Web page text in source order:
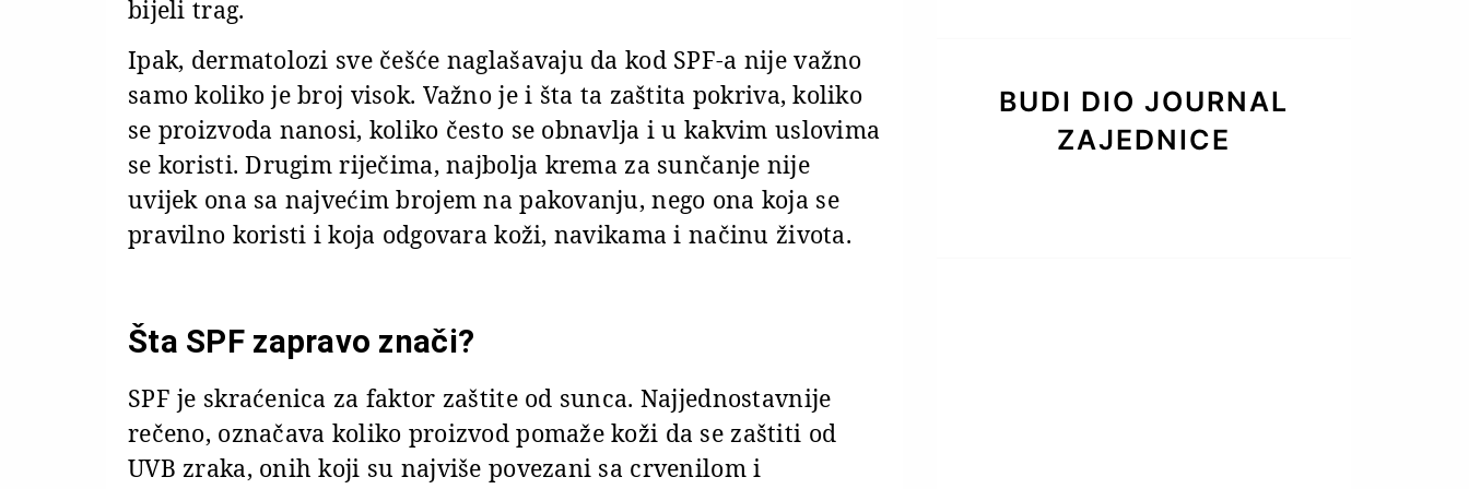
bijeli trag.
Ipak, dermatolozi sve češće naglašavaju da kod SPF-a nije važno
samo koliko je broj visok. Važno je i šta ta zaštita pokriva, koliko
se proizvoda nanosi, koliko često se obnavlja i u kakvim uslovima
se koristi. Drugim riječima, najbolja krema za sunčanje nije
uvijek ona sa najvećim brojem na pakovanju, nego ona koja se
pravilno koristi i koja odgovara koži, navikama i načinu života.
Šta SPF zapravo znači?
SPF je skraćenica za faktor zaštite od sunca. Najjednostavnije
rečeno, označava koliko proizvod pomaže koži da se zaštiti od
UVB zraka, onih koji su najviše povezani sa crvenilom i
BUDI DIO JOURNAL
ZAJEDNICE